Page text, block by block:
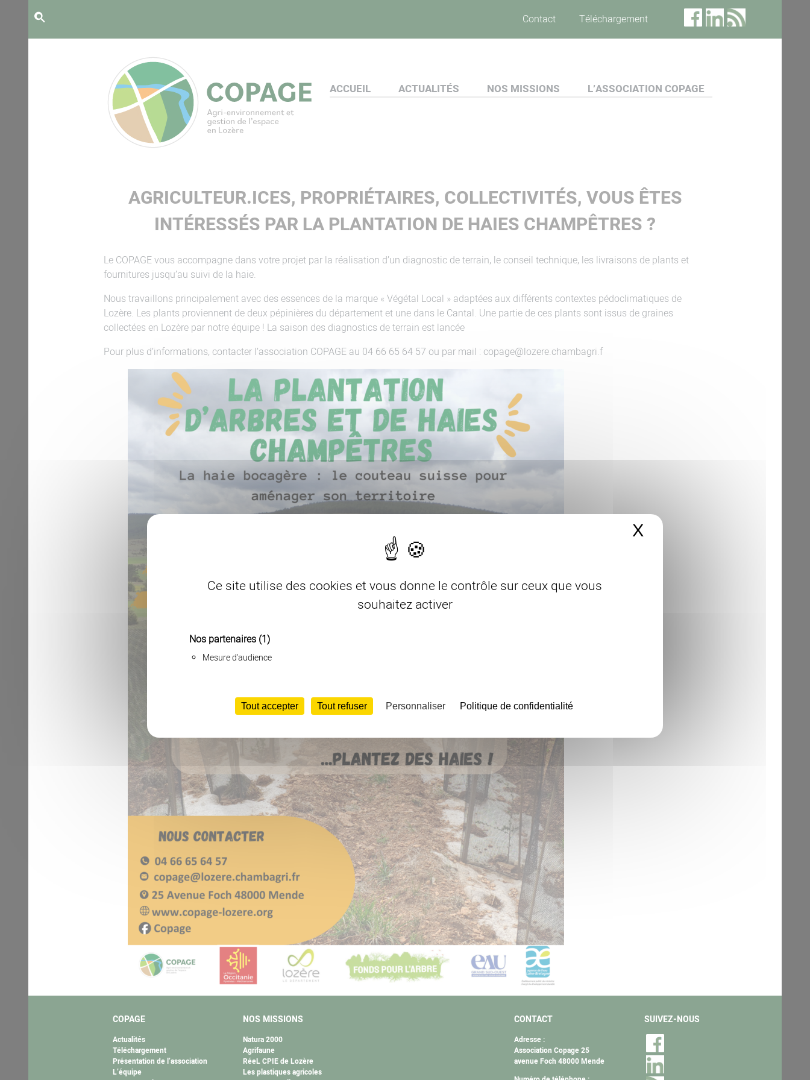
Ce site utilise des cookies et vous donne le contrôle sur ceux que vous
souhaitez activer
Nos partenaires (1)
Mesure d'audience
Tout accepter Tout refuser Personnaliser Politique de confidentialité
X Masquer le
Contact Téléchargement
ACCUEIL ACTUALITÉS NOS MISSIONS L’ASSOCIATION COPAGE
AGRICULTEUR.ICES, PROPRIÉTAIRES, COLLECTIVITÉS, VOUS ÊTES
INTÉRESSÉS PAR LA PLANTATION DE HAIES CHAMPÊTRES ?
Le COPAGE vous accompagne dans votre projet par la réalisation d’un diagnostic de terrain, le conseil technique, les livraisons de plants et
fournitures jusqu’au suivi de la haie.
Nous travaillons principalement avec des essences de la marque « Végétal Local » adaptées aux différents contextes pédoclimatiques de
Lozère. Les plants proviennent de deux pépinières du département et une dans le Cantal. Une partie de ces plants sont issus de graines
collectées en Lozère par notre équipe ! La saison des diagnostics de terrain est lancée
Pour plus d’informations, contacter l’association COPAGE au 04 66 65 64 57 ou par mail : copage@lozere.chambagri.f
COPAGE
Actualités
Téléchargement
Présentation de l’association
L’équipe
NOS MISSIONS
Natura 2000
Agrifaune
RéeL CPIE de Lozère
Les plastiques agricoles
CONTACT
Adresse :
Association Copage 25
avenue Foch 48000 Mende
SUIVEZ-NOUS